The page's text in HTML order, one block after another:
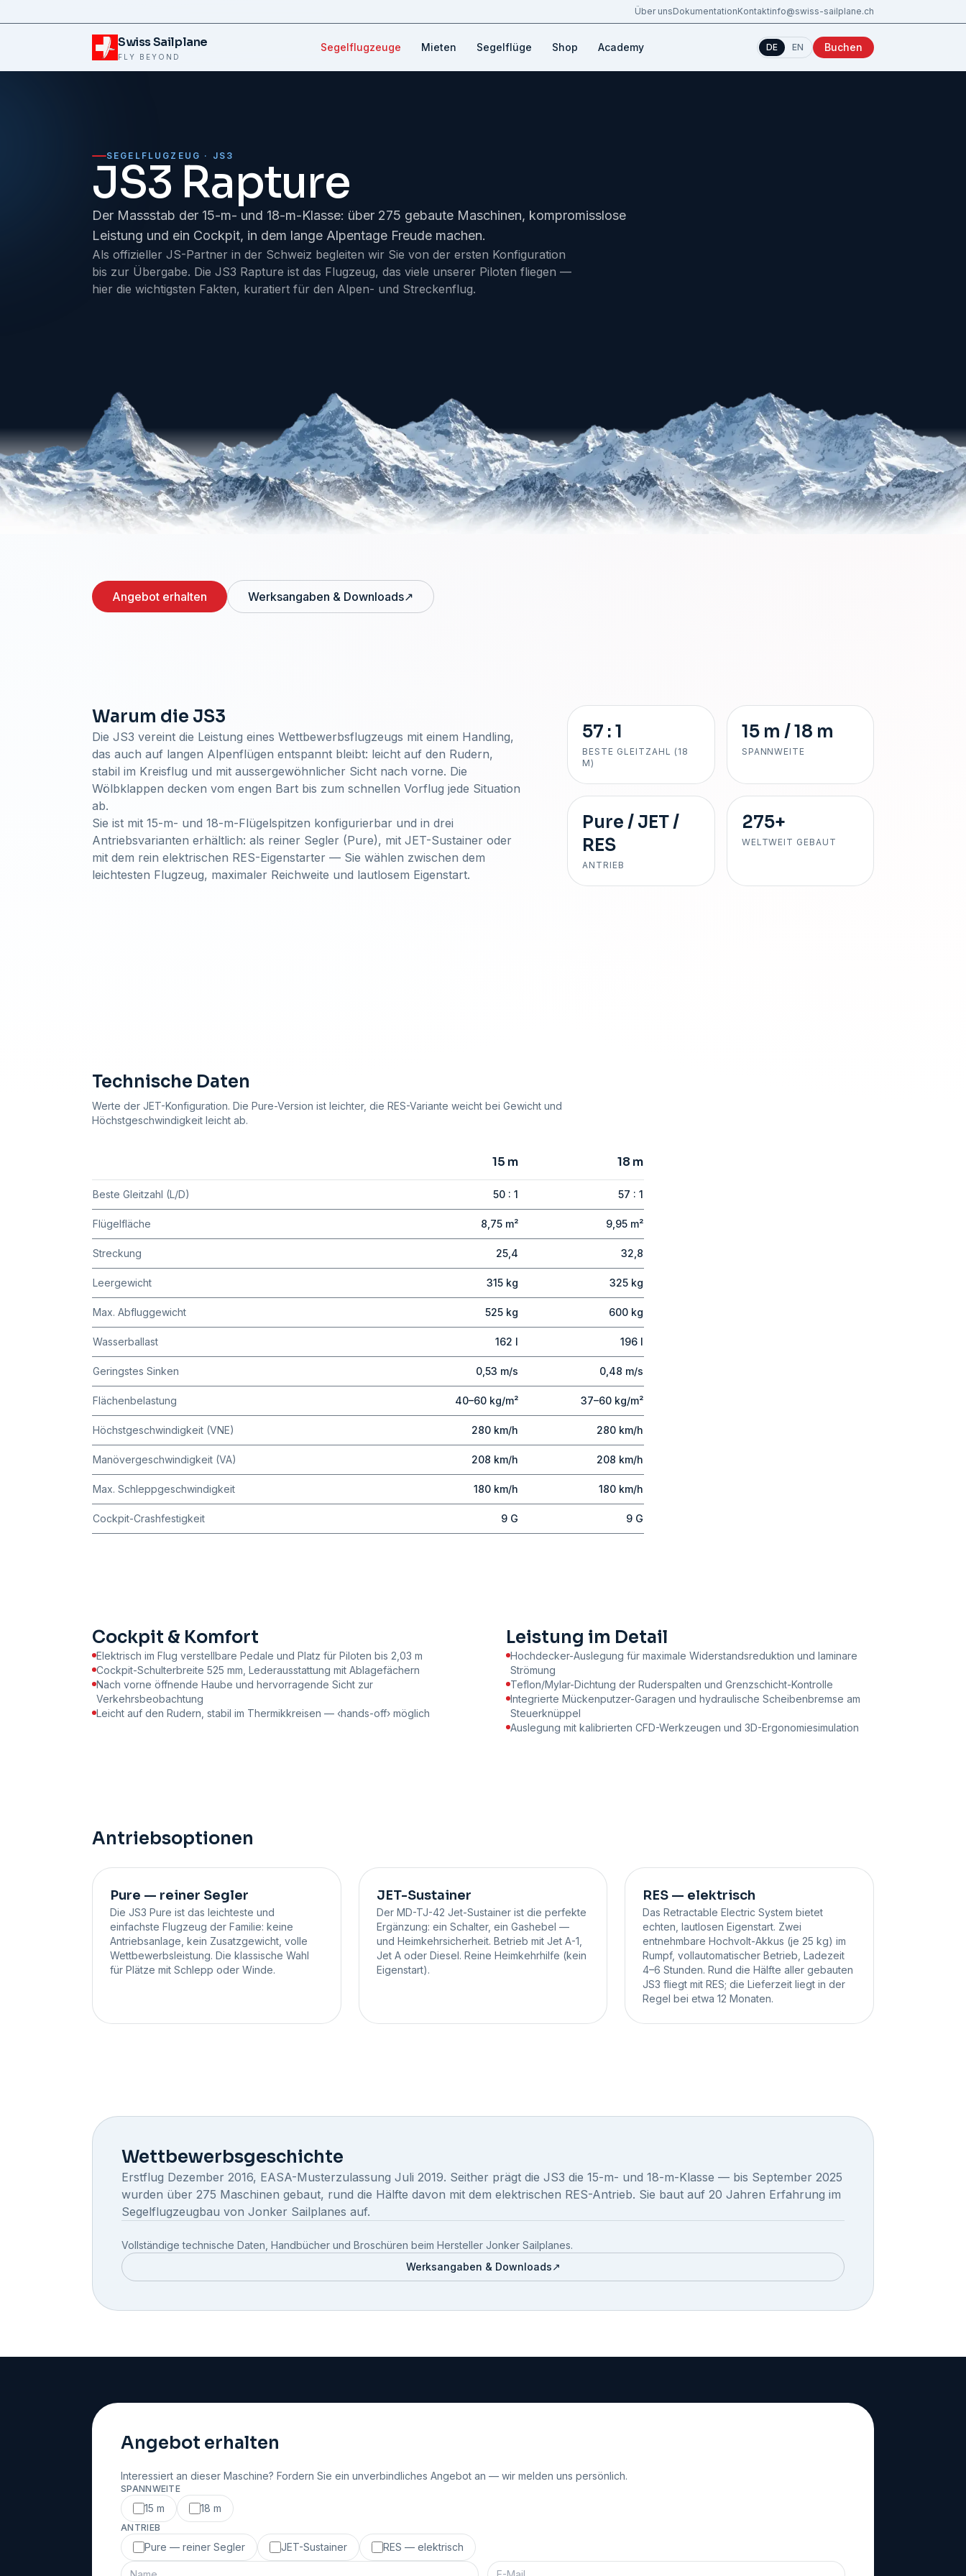
Über unsDokumentationKontaktinfo@swiss-sailplane.ch
Swiss Sailplane
FLY BEYOND
Segelflugzeuge Mieten Segelflüge Shop Academy DE EN Buchen
SEGELFLUGZEUG · JS3
JS3 Rapture
Der Massstab der 15-m- und 18-m-Klasse: über 275 gebaute Maschinen, kompromisslose
Leistung und ein Cockpit, in dem lange Alpentage Freude machen.
Als offizieller JS-Partner in der Schweiz begleiten wir Sie von der ersten Konfiguration
bis zur Übergabe. Die JS3 Rapture ist das Flugzeug, das viele unserer Piloten fliegen —
hier die wichtigsten Fakten, kuratiert für den Alpen- und Streckenflug.
Angebot erhalten Werksangaben & Downloads↗
Warum die JS3
Die JS3 vereint die Leistung eines Wettbewerbsflugzeugs mit einem Handling,
das auch auf langen Alpenflügen entspannt bleibt: leicht auf den Rudern,
stabil im Kreisflug und mit aussergewöhnlicher Sicht nach vorne. Die
Wölbklappen decken vom engen Bart bis zum schnellen Vorflug jede Situation
ab.
Sie ist mit 15-m- und 18-m-Flügelspitzen konfigurierbar und in drei
Antriebsvarianten erhältlich: als reiner Segler (Pure), mit JET-Sustainer oder
mit dem rein elektrischen RES-Eigenstarter — Sie wählen zwischen dem
leichtesten Flugzeug, maximaler Reichweite und lautlosem Eigenstart.
57 : 1
BESTE GLEITZAHL (18
M)
15 m / 18 m
SPANNWEITE
Pure / JET /
RES
ANTRIEB
275+
WELTWEIT GEBAUT
Technische Daten
Werte der JET-Konfiguration. Die Pure-Version ist leichter, die RES-Variante weicht bei Gewicht und
Höchstgeschwindigkeit leicht ab.
15 m 18 m
Beste Gleitzahl (L/D) 50 : 1 57 : 1
Flügelfläche 8,75 m² 9,95 m²
Streckung 25,4 32,8
Leergewicht 315 kg 325 kg
Max. Abfluggewicht 525 kg 600 kg
Wasserballast 162 l 196 l
Geringstes Sinken 0,53 m/s 0,48 m/s
Flächenbelastung 40–60 kg/m² 37–60 kg/m²
Höchstgeschwindigkeit (VNE) 280 km/h 280 km/h
Manövergeschwindigkeit (VA) 208 km/h 208 km/h
Max. Schleppgeschwindigkeit 180 km/h 180 km/h
Cockpit-Crashfestigkeit 9 G 9 G
Cockpit & Komfort
Elektrisch im Flug verstellbare Pedale und Platz für Piloten bis 2,03 m
Cockpit-Schulterbreite 525 mm, Lederausstattung mit Ablagefächern
Nach vorne öffnende Haube und hervorragende Sicht zur
Verkehrsbeobachtung
Leicht auf den Rudern, stabil im Thermikkreisen — ‹hands-off› möglich
Leistung im Detail
Hochdecker-Auslegung für maximale Widerstandsreduktion und laminare
Strömung
Teflon/Mylar-Dichtung der Ruderspalten und Grenzschicht-Kontrolle
Integrierte Mückenputzer-Garagen und hydraulische Scheibenbremse am
Steuerknüppel
Auslegung mit kalibrierten CFD-Werkzeugen und 3D-Ergonomiesimulation
Antriebsoptionen
Pure — reiner Segler
Die JS3 Pure ist das leichteste und
einfachste Flugzeug der Familie: keine
Antriebsanlage, kein Zusatzgewicht, volle
Wettbewerbsleistung. Die klassische Wahl
für Plätze mit Schlepp oder Winde.
JET-Sustainer
Der MD-TJ-42 Jet-Sustainer ist die perfekte
Ergänzung: ein Schalter, ein Gashebel —
und Heimkehrsicherheit. Betrieb mit Jet A-1,
Jet A oder Diesel. Reine Heimkehrhilfe (kein
Eigenstart).
RES — elektrisch
Das Retractable Electric System bietet
echten, lautlosen Eigenstart. Zwei
entnehmbare Hochvolt-Akkus (je 25 kg) im
Rumpf, vollautomatischer Betrieb, Ladezeit
4–6 Stunden. Rund die Hälfte aller gebauten
JS3 fliegt mit RES; die Lieferzeit liegt in der
Regel bei etwa 12 Monaten.
Wettbewerbs­geschichte
Erstflug Dezember 2016, EASA-Musterzulassung Juli 2019. Seither prägt die JS3 die 15-m- und 18-m-Klasse — bis September 2025
wurden über 275 Maschinen gebaut, rund die Hälfte davon mit dem elektrischen RES-Antrieb. Sie baut auf 20 Jahren Erfahrung im
Segelflugzeugbau von Jonker Sailplanes auf.
Vollständige technische Daten, Handbücher und Broschüren beim Hersteller Jonker Sailplanes.
Werksangaben & Downloads↗
Angebot erhalten
Interessiert an dieser Maschine? Fordern Sie ein unverbindliches Angebot an — wir melden uns persönlich.
SPANNWEITE
15 m 18 m
ANTRIEB
Pure — reiner Segler JET-Sustainer RES — elektrisch